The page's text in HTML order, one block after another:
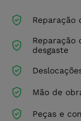
Reparação
Reparação
desgaste
Mão de
Peças e